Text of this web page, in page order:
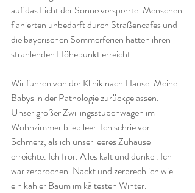
auf das Licht der Sonne versperrte. Menschen
flanierten unbedarft durch Straßencafes und
die bayerischen Sommerferien hatten ihren
strahlenden Höhepunkt erreicht.
Wir fuhren von der Klinik nach Hause. Meine
Babys in der Pathologie zurückgelassen.
Unser großer Zwillingsstubenwagen im
Wohnzimmer blieb leer. Ich schrie vor
Schmerz, als ich unser leeres Zuhause
erreichte. Ich fror. Alles kalt und dunkel. Ich
war zerbrochen. Nackt und zerbrechlich wie
ein kahler Baum im kältesten Winter.